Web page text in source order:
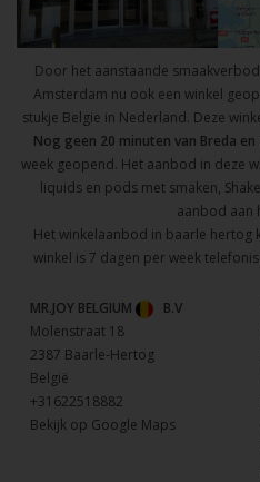
Door het aanstaande
Amsterdam nu ook een winkel
stukje Belgie in Nederland. Deze
Nog geen 20 minuten van Breda en
week geopend. Het aanbod in deze
liquids en pods met smaken,
aanbod aan
Het winkelaanbod in baarle hertog
winkel is 7 dagen per week
MR.JOY BELGIUM
B.V
Molenstraat 18
2387 Baarle-Hertog
België
+31622518882
Bekijk op Google Maps